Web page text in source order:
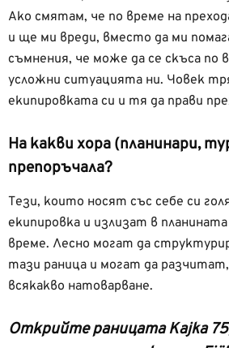
Ако смятам, че по време на
и ще ми вреди, вместо да ми
съмнения, че може да се скъса по
усложни ситуацията ни. Човек
екипировката си и тя да прави
На какви хора (планинари,
препоръчала?
Тези, които носят със себе си
екипировка и излизат в
време. Лесно могат да
тази раница и могат да
всякакво натоварване.
Открийте раницата Kajka